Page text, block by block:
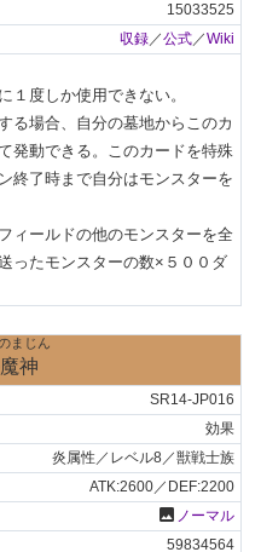
15033525
収録／公式／Wiki
度しか使用できない。
る場合、自分の墓地からこのカ
発動できる。このカードを特殊
終了時まで自分はモンスターを
ィールドの他のモンスターを全
ったモンスターの数×５００ダ
まじん
神
SR14-JP016
効果
炎属性／レベル8／獣戦士族
ATK:2600／DEF:2200
photo ノーマル
59834564